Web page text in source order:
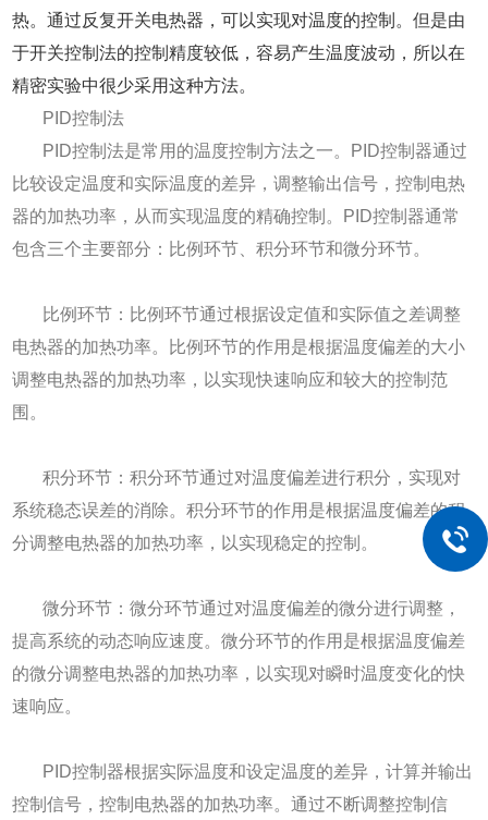
热。通过反复开关电热器，可以实现对温度的控制。但是由
于开关控制法的控制精度较低，容易产生温度波动，所以在
精密实验中很少采用这种方法。
PID控制法
PID控制法是常用的温度控制方法之一。PID控制器通过
比较设定温度和实际温度的差异，调整输出信号，控制电热
器的加热功率，从而实现温度的精确控制。PID控制器通常
包含三个主要部分：比例环节、积分环节和微分环节。
比例环节：比例环节通过根据设定值和实际值之差调整
电热器的加热功率。比例环节的作用是根据温度偏差的大小
调整电热器的加热功率，以实现快速响应和较大的控制范
围。
积分环节：积分环节通过对温度偏差进行积分，实现对
系统稳态误差的消除。积分环节的作用是根据温度偏差的积
分调整电热器的加热功率，以实现稳定的控制。
微分环节：微分环节通过对温度偏差的微分进行调整，
提高系统的动态响应速度。微分环节的作用是根据温度偏差
的微分调整电热器的加热功率，以实现对瞬时温度变化的快
速响应。
PID控制器根据实际温度和设定温度的差异，计算并输出
控制信号，控制电热器的加热功率。通过不断调整控制信